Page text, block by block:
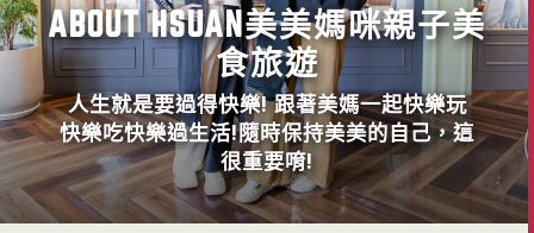
ABOUT HSUAN美美媽咪親子美
食旅遊
人生就是要過得快樂! 跟著美媽一起快樂玩
快樂吃快樂過生活!隨時保持美美的自己，這
很重要唷!